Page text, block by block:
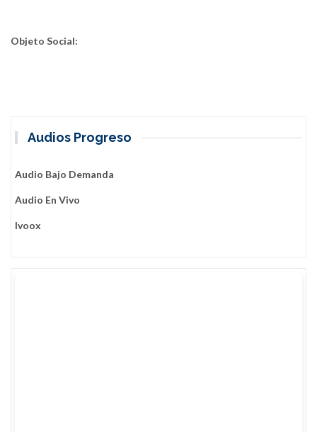
Objeto Social:
Audios Progreso
Audio Bajo Demanda
Audio En Vivo
Ivoox